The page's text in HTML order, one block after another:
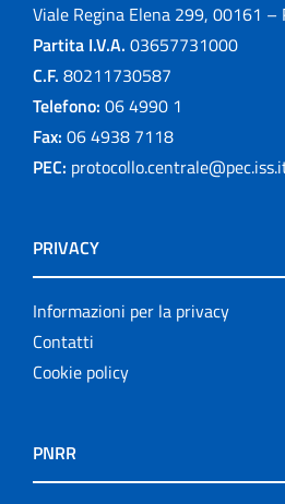
Viale Regina Elena 299, 00161 –
Partita I.V.A. 03657731000
C.F. 80211730587
Telefono: 06 4990 1
Fax: 06 4938 7118
PEC:
PRIVACY
Informazioni per la privacy
Contatti
Cookie policy
PNRR